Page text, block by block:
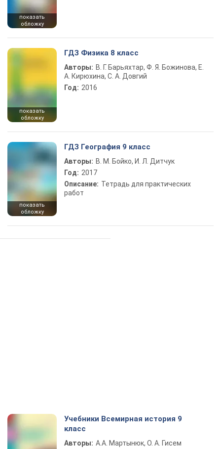
показать
обложку
показать
обложку
ГДЗ Физика 8 класс
Авторы: В. Г. Барьяхтар, Ф. Я. Божинова, Е.
А. Кирюхина, С. А. Довгий
Год: 2016
показать
обложку
ГДЗ География 9 класс
Авторы: В. М. Бойко, И. Л. Дитчук
Год: 2017
Описание: Тетрадь для практических
работ
Учебники Всемирная история 9
класс
Авторы: А.А. Мартынюк, О. А. Гисем